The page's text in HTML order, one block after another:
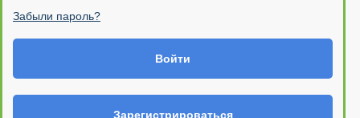
Забыли пароль?
Войти
Зарегистрироваться